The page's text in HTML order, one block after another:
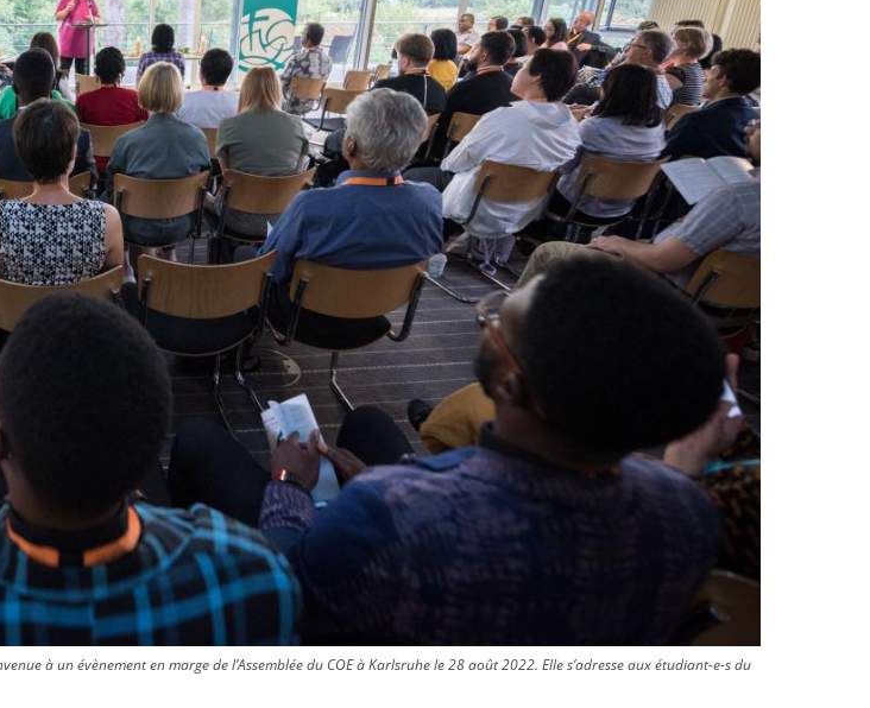
à un évènement en marge de l’Assemblée du COE à Karlsruhe le 28 août 2022. Elle s’adresse aux étudiant-e-s du